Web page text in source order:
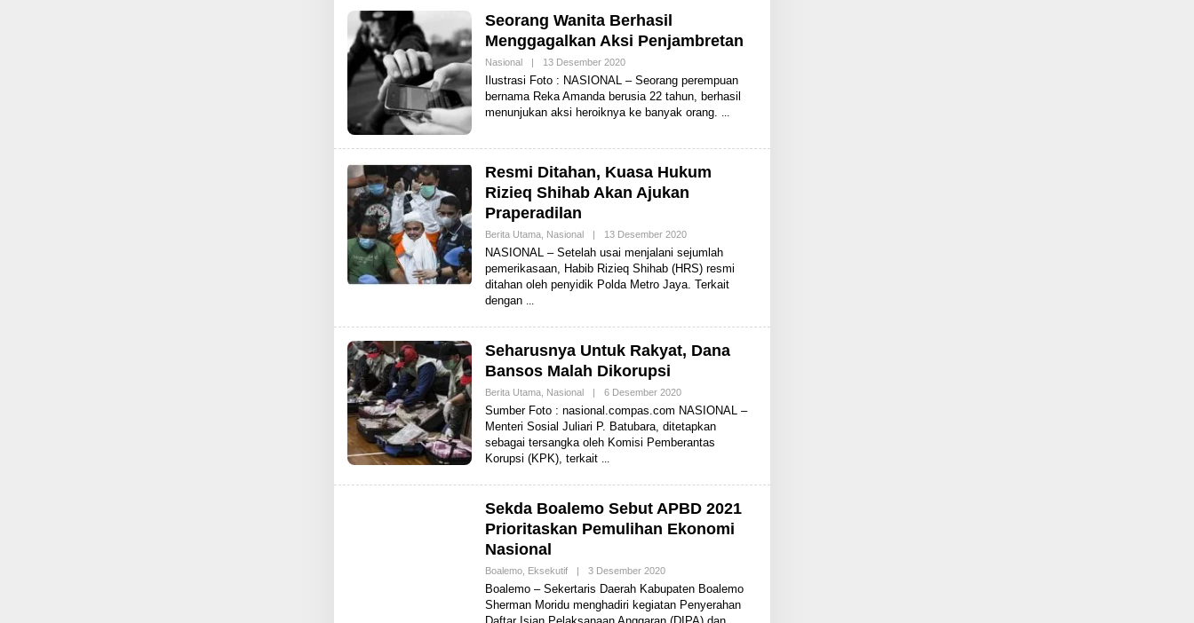
N
E
W
Seorang Wanita Berhasil
Menggagalkan Aksi Penjambretan
Nasional | 13 Desember 2020O
H
S
R
N
W
Ilustrasi Foto : NASIONAL – Seorang perempuan
bernama Reka Amanda berusia 22 tahun, berhasil
menunjukan aksi heroiknya ke banyak orang.
Resmi Ditahan, Kuasa Hukum
Rizieq Shihab Akan Ajukan
Praperadilan
Berita Utama, Nasional | 13 Desember 2020O
E
H
S
NASIONAL – Setelah usai menjalani sejumlah
pemerikasaan, Habib Rizieq Shihab (HRS) resmi
ditahan oleh penyidik Polda Metro Jaya. Terkait
dengan
Seharusnya Untuk Rakyat, Dana
Bansos Malah Dikorupsi
Berita Utama, Nasional | 6 Desember 2020O
L
E
H
S
N
E
W
Sumber Foto : nasional.compas.com NASIONAL –
Menteri Sosial Juliari P. Batubara, ditetapkan
sebagai tersangka oleh Komisi Pemberantas
Korupsi (KPK), terkait
Sekda Boalemo Sebut APBD 2021
Prioritaskan Pemulihan Ekonomi
Nasional
Boalemo, Eksekutif | 3 Desember 2020O
E
H
S
Boalemo – Sekertaris Daerah Kabupaten Boalemo
Sherman Moridu menghadiri kegiatan Penyerahan